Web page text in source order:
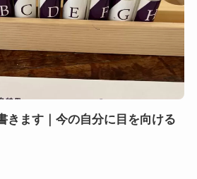
きます｜今の自分に目を向ける